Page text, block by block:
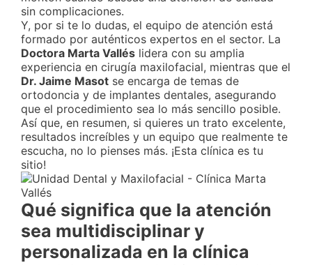
sin complicaciones.
Y, por si te lo dudas, el equipo de atención está
formado por auténticos expertos en el sector. La
Doctora Marta Vallés lidera con su amplia
experiencia en cirugía maxilofacial, mientras que el
Dr. Jaime Masot se encarga de temas de
ortodoncia y de implantes dentales, asegurando
que el procedimiento sea lo más sencillo posible.
Así que, en resumen, si quieres un trato excelente,
resultados increíbles y un equipo que realmente te
escucha, no lo pienses más. ¡Esta clínica es tu
sitio!
Qué significa que la atención
sea multidisciplinar y
personalizada en la clínica